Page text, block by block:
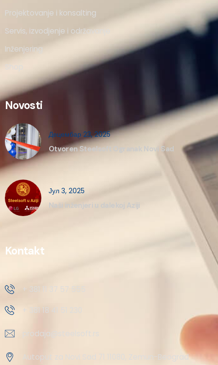
Projektovanje i konsalting
Servis, izvodjenje i održavanje
Inženjering
Shop
Novosti
Децембар 23, 2025
Otvoren Steelsoft Ogranak Novi Sad
Јул 3, 2025
Naši inženjeri u dalekoj Aziji
Kontakt
+ 381 11 37 57 555
+ 381 18 41 51 230
prodaja@steelsoft.rs
Autoput za Novi Sad 71 11080, Zemun-Beograd